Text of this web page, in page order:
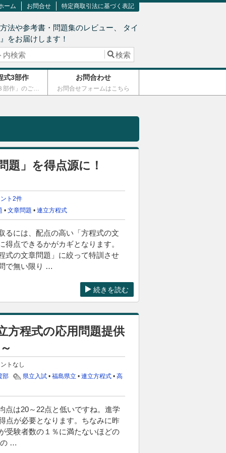
特定商取引法に基づく表記
お問合せ
ーム
法や参考書・問題集のレビュー、 タイ
をお届けします！
式3部作
「連立方程式３部作」のご案内
お問合わせ
お問合せフォームはこちら
題」を得点源に！
ト2件
•文章問題 •連立方程式
るには、配点の高い「方程式の文
点できるかがカギとなります。
式の文章問題」に絞って特訓させ
で無い限り …
続きを読む
方程式の応用問題提供
トなし
部
県立入試 •福島県立 •連立方程式 •高
点は20～22点と低いですね。進学
点が必要となります。ちなみに昨
受験者数の１％に満たないほどの
の …